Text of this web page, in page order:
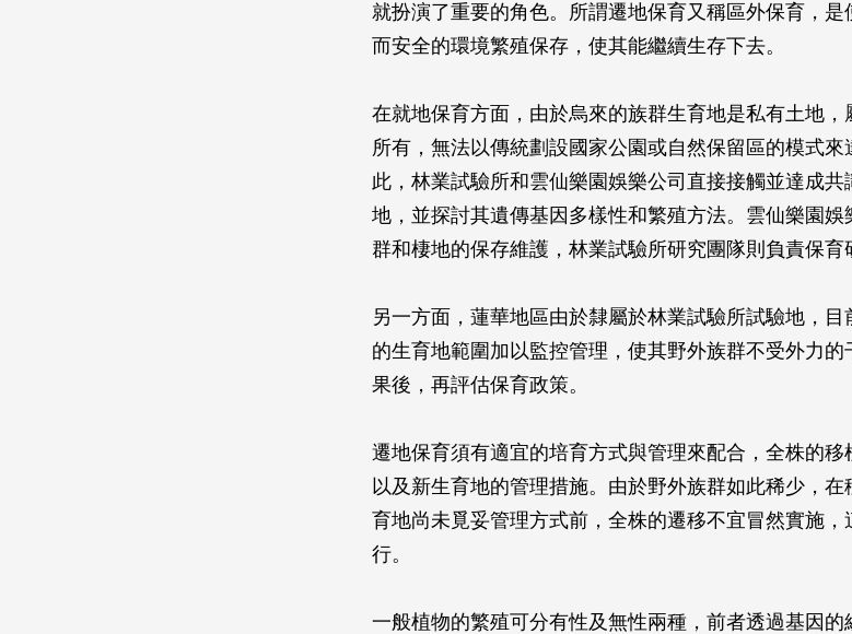
就扮演了重要的角色。所謂遷地保育又稱區外保育，
而安全的環境繁殖保存，使其能繼續生存下去。
在就地保育方面，由於烏來的族群生育地是私有土地，
所有，無法以傳統劃設國家公園或自然保留區的模式來
此，林業試驗所和雲仙樂園娛樂公司直接接觸並達成
地，並探討其遺傳基因多樣性和繁殖方法。雲仙樂園
群和棲地的保存維護，林業試驗所研究團隊則負責保育
另一方面，蓮華地區由於隸屬於林業試驗所試驗地，
的生育地範圍加以監控管理，使其野外族群不受外力
果後，再評估保育政策。
遷地保育須有適宜的培育方式與管理來配合，全株的移
以及新生育地的管理措施。由於野外族群如此稀少，
育地尚未覓妥管理方式前，全株的遷移不宜冒然實施，
行。
一般植物的繁殖可分有性及無性兩種，前者透過基因